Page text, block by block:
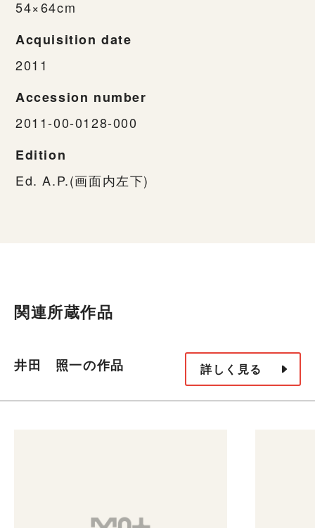
54×64cm
Acquisition date
2011
Accession number
2011-00-0128-000
Edition
Ed. A.P.(画面内左下)
関連所蔵作品
井田 照一の作品 詳しく見る